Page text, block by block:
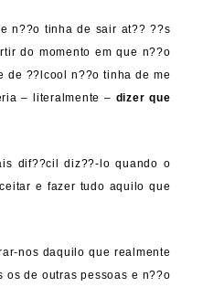
n??o tinha de sair at?? ??s
do momento em que n??o
de ??lcool n??o tinha de me
– literalmente – dizer que
dif??cil diz??-lo quando o
e fazer tudo aquilo que
nos daquilo que realmente
os de outras pessoas e n??o